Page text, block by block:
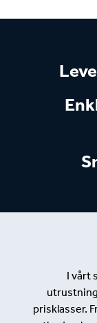
I vårt
prisklasser.